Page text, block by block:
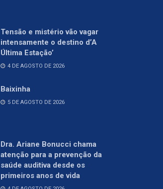
Tensão e mistério vão vagar
intensamente o destino d’A
Última Estação’
4 DE AGOSTO DE 2026
Baixinha
5 DE AGOSTO DE 2026
Dra. Ariane Bonucci chama
atenção para a prevenção da
saúde auditiva desde os
primeiros anos de vida